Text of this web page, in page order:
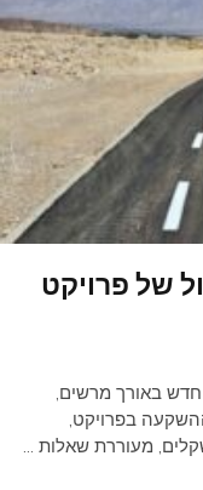
של פרויקט
באורך מרשים,
תמנע. ההשקעה בפרויקט,